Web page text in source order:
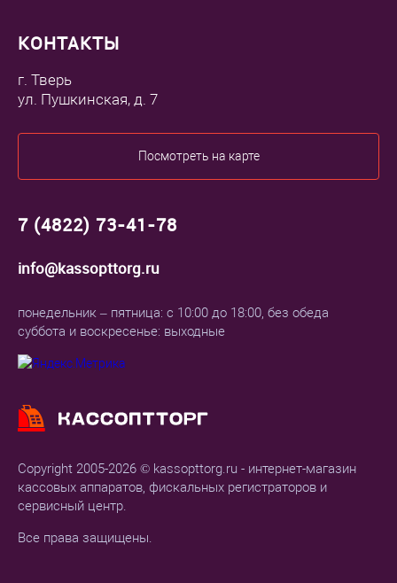
Copyright 2005-2026 © kassopttorg.ru - интернет-магазин
кассовых аппаратов, фискальных регистраторов и
сервисный центр.
Все права защищены.
КОНТАКТЫ
г. Тверь
ул. Пушкинская, д. 7
Посмотреть на карте
7 (4822) 73-41-78
info@kassopttorg.ru
понедельник – пятница: с 10:00 до 18:00, без обеда
суббота и воскресенье: выходные